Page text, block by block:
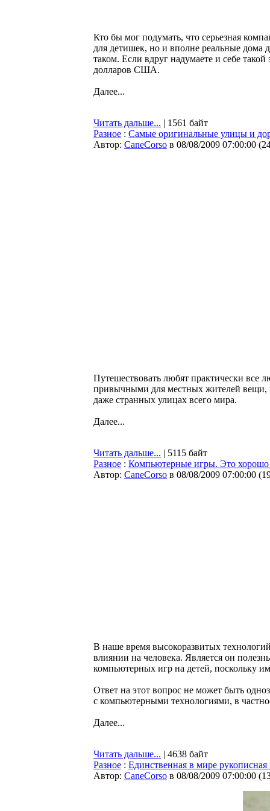
Кто бы мог подумать, что серьезная
для детишек, но и вполне реальные дома
таком. Если вдруг надумаете и себе
долларов США.
Далее...
Читать дальше... | 1561 байт
Разное : Самые оригинальные улицы и
Автор: CaneCorso в 08/08/2009 07:00:00 (
Путешествовать любят практически все
привычными для местных жителей вещи,
даже странных улицах всего мира.
Далее...
Читать дальше... | 5115 байт
Разное : Компьютерные игры. Это хорошо
Автор: CaneCorso в 08/08/2009 07:00:00 (
В наше время высокоразвитых
влиянии на человека. Является он
компьютерных игр на детей, поскольку
Ответ на этот вопрос не может быть
с компьютерными технологиями, в
Далее...
Читать дальше... | 4638 байт
Разное : Единственная в мире рукописная
Автор: CaneCorso в 08/08/2009 07:00:00 (